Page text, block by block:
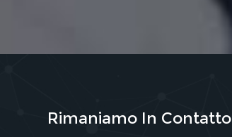
Rimaniamo In Contatto